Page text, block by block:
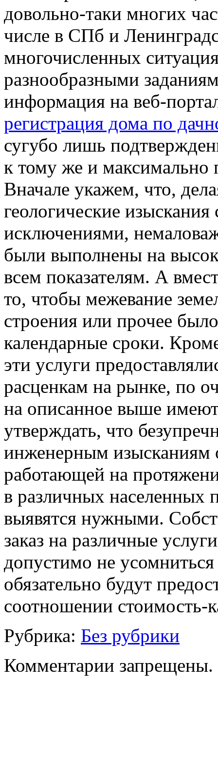
довольно-таки многих
числе в СПб и
многочисленных
разнообразными
информация на веб-
регистрация дома по
сугубо лишь
к тому же и максимально
Вначале укажем, что,
геологические
исключениями,
были выполнены на
всем показателям. А
то, чтобы межевание
строения или прочее
календарные сроки.
эти услуги
расценкам на рынке, по
на описанное выше
утверждать, что
инженерным изысканиям
работающей на
в различных населенных
выявятся нужными.
заказ на различные
допустимо не
обязательно будут
соотношении стоимость-
Рубрика: Без рубрики
Комментарии запрещены.